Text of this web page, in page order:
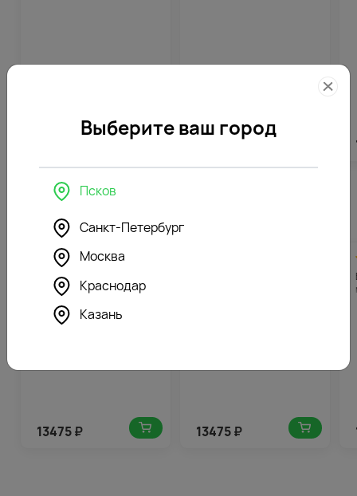
Похожие товары
4.9(471)
Букет из 25 розовых
эустом в стильной
13475₽ 13475₽
Выберите ваш город
Псков
Санкт-Петербург
Москва
Краснодар
Казань